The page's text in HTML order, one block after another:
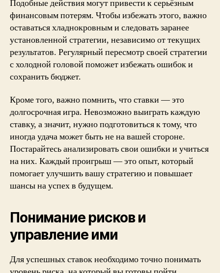
Подобные действия могут привести к серьёзным
финансовым потерям. Чтобы избежать этого, важно
оставаться хладнокровным и следовать заранее
установленной стратегии, независимо от текущих
результатов. Регулярный пересмотр своей стратегии
с холодной головой поможет избежать ошибок и
сохранить бюджет.
Кроме того, важно помнить, что ставки — это
долгосрочная игра. Невозможно выиграть каждую
ставку, а значит, нужно подготовиться к тому, что
иногда удача может быть не на вашей стороне.
Постарайтесь анализировать свои ошибки и учиться
на них. Каждый проигрыш — это опыт, который
помогает улучшить вашу стратегию и повышает
шансы на успех в будущем.
Понимание рисков и
управление ими
Для успешных ставок необходимо точно понимать